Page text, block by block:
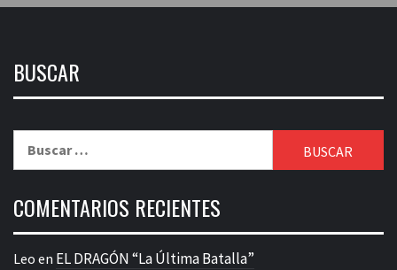
BUSCAR
COMENTARIOS RECIENTES
Leo en EL DRAGÓN “La Última Batalla”